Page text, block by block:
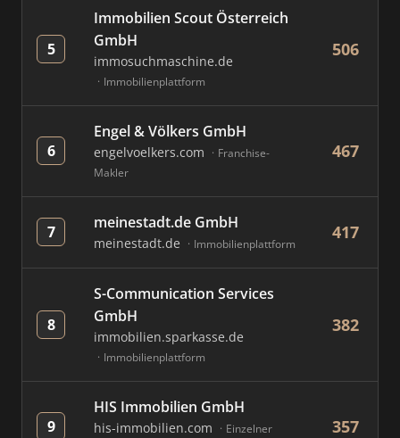
5
Immobilien Scout Österreich
GmbH
immosuchmaschine.de
Immobilienplattform
506
6
Engel & Völkers GmbH
engelvoelkers.com
Franchise-
Makler
467
7 meinestadt.de GmbH
meinestadt.de Immobilienplattform
417
8
S-Communication Services
GmbH
immobilien.sparkasse.de
Immobilienplattform
382
9
HIS Immobilien GmbH
his-immobilien.com
Einzelner
357